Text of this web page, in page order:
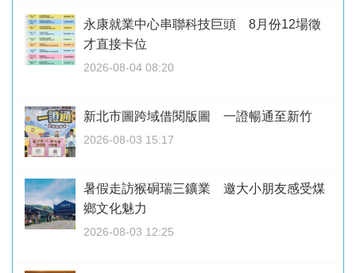
永康就業中心串聯科技巨頭 8月份12場徵
才直接卡位
2026-08-04 08:20
新北市圖跨域借閱版圖 一證暢通至新竹
2026-08-03 15:17
暑假走訪猴硐瑞三鑛業 邀大小朋友感受煤
鄉文化魅力
2026-08-03 12:25